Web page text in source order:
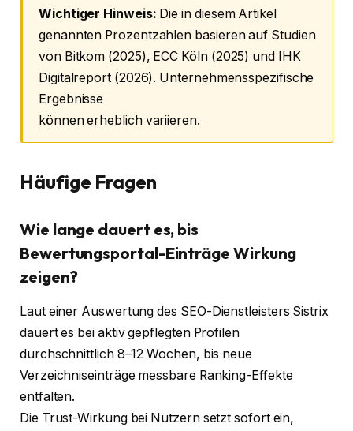
Wichtiger Hinweis: Die in diesem Artikel
genannten Prozentzahlen basieren auf Studien
von Bitkom (2025), ECC Köln (2025) und IHK
Digitalreport (2026). Unternehmensspezifische
Ergebnisse
können erheblich variieren.
Häufige Fragen
Wie lange dauert es, bis
Bewertungsportal-Einträge Wirkung
zeigen?
Laut einer Auswertung des SEO-Dienstleisters Sistrix
dauert es bei aktiv gepflegten Profilen
durchschnittlich 8–12 Wochen, bis neue
Verzeichniseinträge messbare Ranking-Effekte
entfalten.
Die Trust-Wirkung bei Nutzern setzt sofort ein,